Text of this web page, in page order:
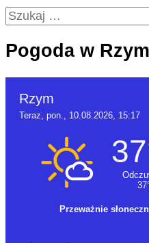
Szukaj:
Pogoda w